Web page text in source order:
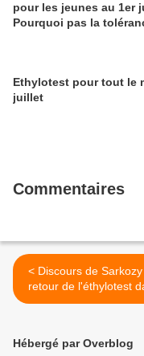
pour les jeunes au 1er
Pourquoi pas la
Ethylotest pour tout le
juillet
Commentaires
< Discours de Sarkozy : le
retour de l'éthylotest
les véhicules
Hébergé par Overblog